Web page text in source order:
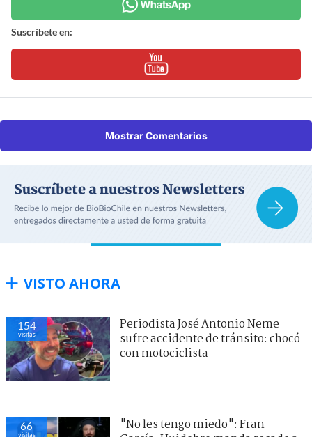
Suscríbete en:
Mostrar Comentarios
VISTO AHORA
154
visitas
Periodista José Antonio Neme
sufre accidente de tránsito: chocó
con motociclista
66
visitas
"No les tengo miedo": Fran